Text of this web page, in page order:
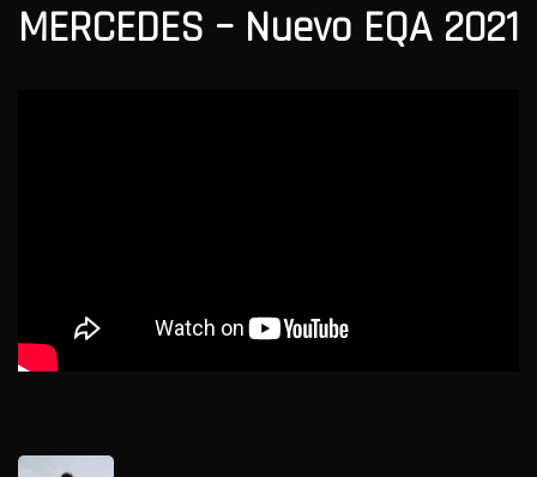
MERCEDES – Nuevo EQA 2021